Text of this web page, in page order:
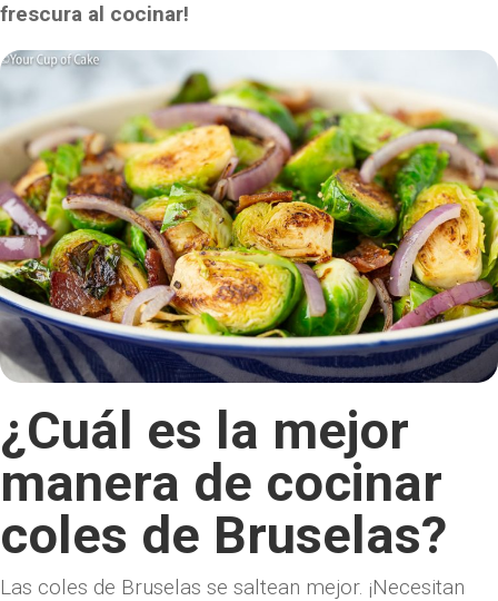
frescura al cocinar!
¿Cuál es la mejor
manera de cocinar
coles de Bruselas?
Las coles de Bruselas se saltean mejor. ¡Necesitan